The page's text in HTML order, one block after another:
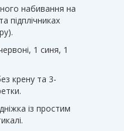
набивання на
підплічниках
1 синя, 1
крену та 3-
із простим